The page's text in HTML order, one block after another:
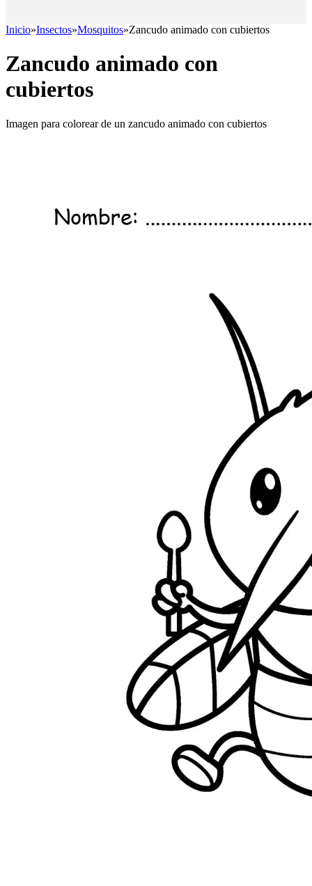
Inicio»Insectos»Mosquitos»Zancudo animado con cubiertos
Zancudo animado con
cubiertos
Imagen para colorear de un zancudo animado con cubiertos